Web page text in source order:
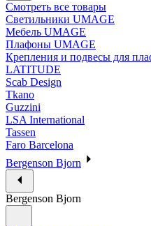
Смотреть все товары
Светильники UMAGE
Мебель UMAGE
Плафоны UMAGE
Крепления и подвесы для
LATITUDE
Scab Design
Tkano
Guzzini
LSA International
Tassen
Faro Barcelona
Bergenson Bjorn
Bergenson Bjorn